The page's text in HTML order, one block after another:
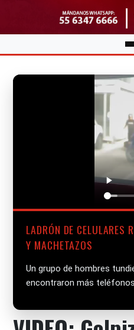
LADRÓN DE CELULARES
Y MACHETAZOS
Un grupo de hombres
encontraron más